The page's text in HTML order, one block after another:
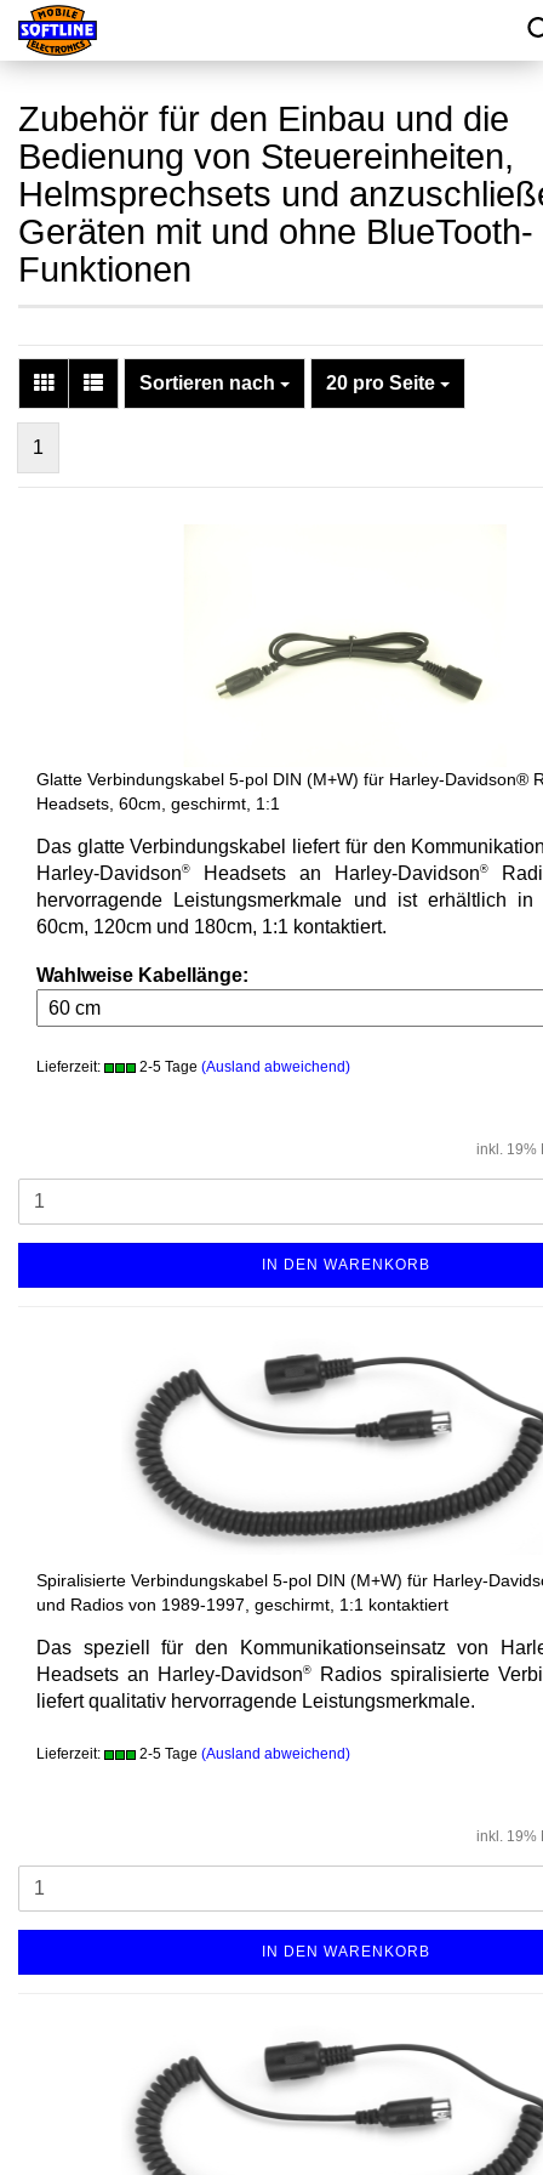
Zubehör für den Einbau und die
Bedienung von Steuereinheiten,
Helmsprechsets und
Geräten mit und ohne BlueTooth-
Funktionen
Sortieren nach 20 pro Seite
1
Glatte Verbindungskabel 5-pol DIN (M+W) für Harley-Davidson®
Headsets, 60cm, geschirmt, 1:1
Das glatte Verbindungskabel liefert für den
Harley-Davidson® Headsets an Harley-Davidson®
hervorragende Leistungsmerkmale und ist erhältlich
60cm, 120cm und 180cm, 1:1 kontaktiert.
Wahlweise Kabellänge:
Lieferzeit: 2-5 Tage (Ausland abweichend)
inkl. 19%
IN DEN WARENKORB
Spiralisierte Verbindungskabel 5-pol DIN (M+W) für Harley-
und Radios von 1989-1997, geschirmt, 1:1 kontaktiert
Das speziell für den Kommunikationseinsatz von
Headsets an Harley-Davidson®
Radios spiralisierte
liefert qualitativ hervorragende Leistungsmerkmale.
Lieferzeit: 2-5 Tage (Ausland abweichend)
inkl. 19%
IN DEN WARENKORB